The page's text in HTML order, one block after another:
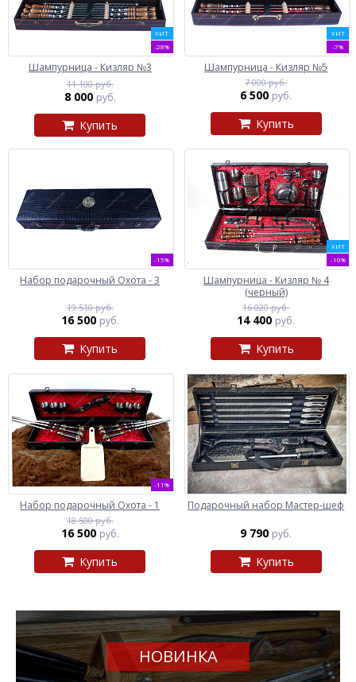
ХИТ
-28%
Шампурница - Кизляр №3
11 100 руб.
8 000 руб.
Купить
ХИТ
-7%
Шампурница - Кизляр №5
7 000 руб.
6 500 руб.
Купить
-15%
Набор подарочный Охота - 3
19 510 руб.
16 500 руб.
Купить
ХИТ
-10%
Шампурница - Кизляр № 4
(черный)
16 020 руб.
14 400 руб.
Купить
-11%
Набор подарочный Охота - 1
18 500 руб.
16 500 руб.
Купить
Подарочный набор Мастер-шеф
9 790 руб.
Купить
НОВИНКА